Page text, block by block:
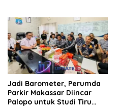
Jadi Barometer, Perumda
Parkir Makassar Diincar
Palopo untuk Studi Tiru